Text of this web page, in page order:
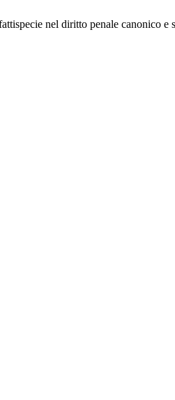
nel diritto penale canonico e